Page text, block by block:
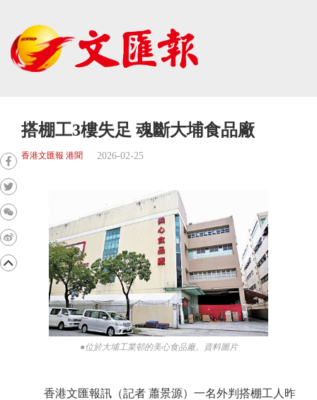
搭棚工3樓失足 魂斷大埔食品廠
香港文匯報 港聞 2026-02-25
●位於大埔工業邨的美心食品廠。資料圖片
香港文匯報訊（記者 蕭景源）一名外判搭棚工人昨